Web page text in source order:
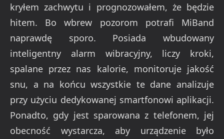
kryłem zachwytu i prognozowałem, że będzie
hitem. Bo wbrew pozorom potrafi MiBand
naprawdę sporo. Posiada wbudowany
inteligentny alarm wibracyjny, liczy kroki,
spalane przez nas kalorie, monitoruje jakość
snu, a na końcu wszystkie te dane analizuje
przy użyciu dedykowanej smartfonowi aplikacji.
Ponadto, gdy jest sparowana z telefonem, jej
obecność wystarcza, aby urządzenie było